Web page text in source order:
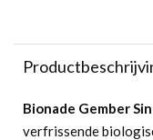
Bionade Gember
verfrissende